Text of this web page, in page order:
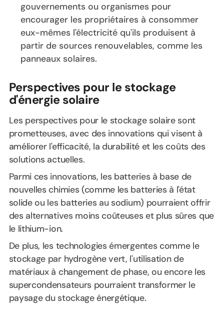
gouvernements ou organismes pour
encourager les propriétaires à consommer
eux-mêmes l'électricité qu'ils produisent à
partir de sources renouvelables, comme les
panneaux solaires.
Perspectives pour le stockage
d'énergie solaire
Les perspectives pour le stockage solaire sont
prometteuses, avec des innovations qui visent à
améliorer l'efficacité, la durabilité et les coûts des
solutions actuelles.
Parmi ces innovations, les batteries à base de
nouvelles chimies (comme les batteries à l'état
solide ou les batteries au sodium) pourraient offrir
des alternatives moins coûteuses et plus sûres que
le lithium-ion.
De plus, les technologies émergentes comme le
stockage par hydrogène vert, l'utilisation de
matériaux à changement de phase, ou encore les
supercondensateurs pourraient transformer le
paysage du stockage énergétique.